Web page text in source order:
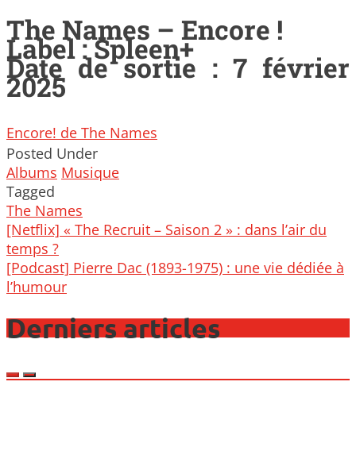
The Names – Encore !
Label : Spleen+
Date de sortie : 7 février
2025
Encore! de The Names
Posted Under
Albums Musique
Tagged
The Names
Post
navigation
[Netflix] « The Recruit – Saison 2 » : dans l’air du
temps ?
[Podcast] Pierre Dac (1893-1975) : une vie dédiée à
l’humour
Derniers articles